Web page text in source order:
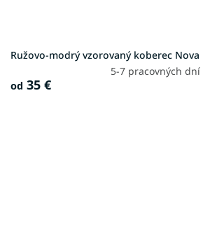
Ružovo-modrý vzorovaný koberec Nova
5-7 pracovných dní
od 35 €